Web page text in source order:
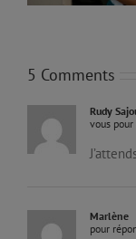
5 Comments
Rudy
vous
Marlène
pour